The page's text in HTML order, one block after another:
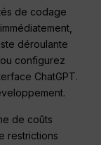
de codage
déroulante
configurez
ChatGPT.
de coûts
restrictions